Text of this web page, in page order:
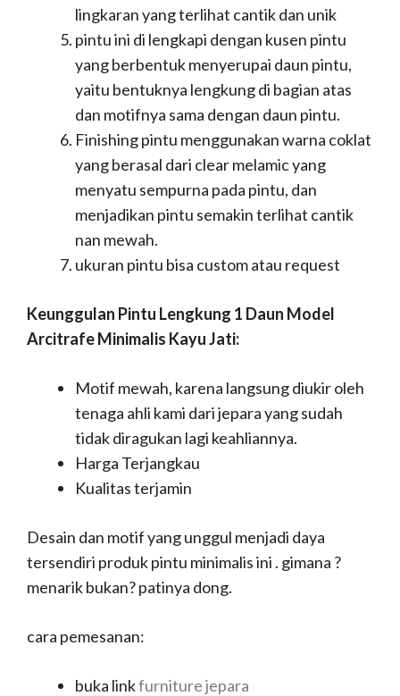
lingkaran yang terlihat cantik dan unik
pintu ini di lengkapi dengan kusen pintu
yang berbentuk menyerupai daun pintu,
yaitu bentuknya lengkung di bagian atas
dan motifnya sama dengan daun pintu.
Finishing pintu menggunakan warna coklat
yang berasal dari clear melamic yang
menyatu sempurna pada pintu, dan
menjadikan pintu semakin terlihat cantik
nan mewah.
ukuran pintu bisa custom atau request
Keunggulan Pintu Lengkung 1 Daun Model
Arcitrafe Minimalis Kayu Jati:
Motif mewah, karena langsung diukir oleh
tenaga ahli kami dari jepara yang sudah
tidak diragukan lagi keahliannya.
Harga Terjangkau
Kualitas terjamin
Desain dan motif yang unggul menjadi daya
tersendiri produk pintu minimalis ini . gimana ?
menarik bukan? patinya dong.
cara pemesanan:
buka linkfurniture jepara